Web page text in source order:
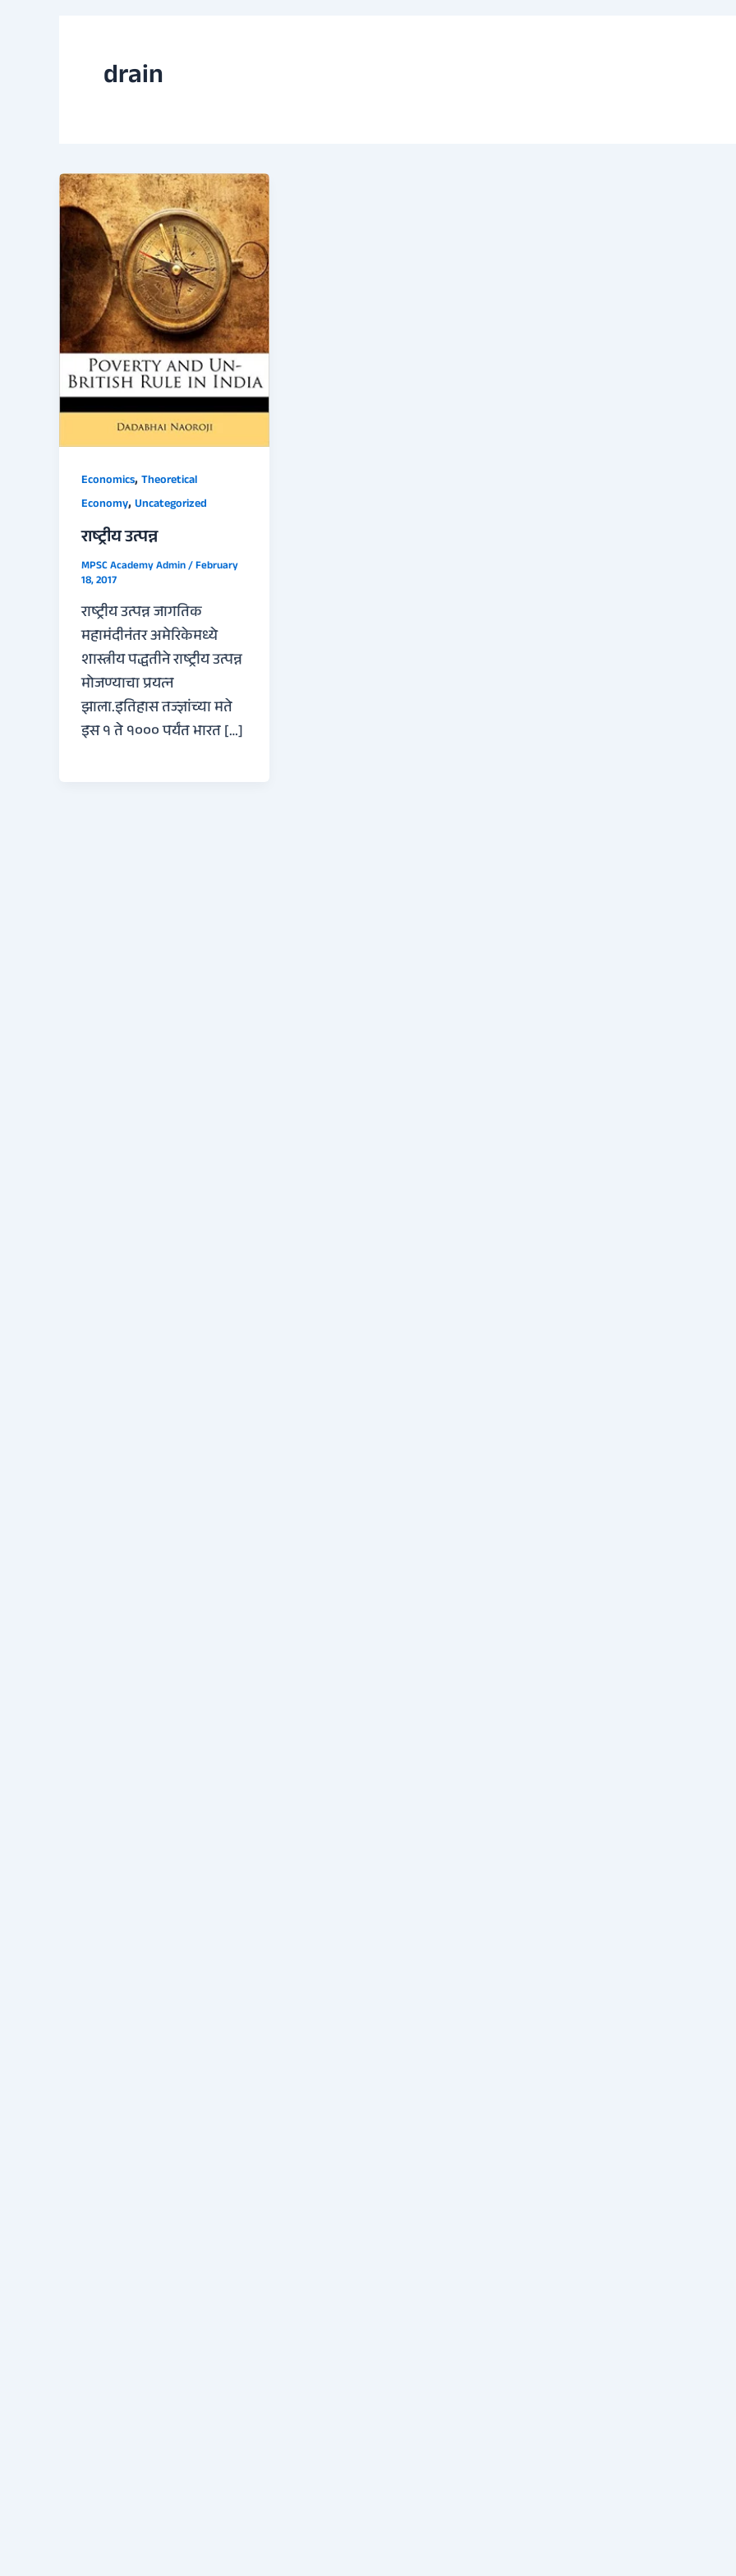
drain
Economics, Theoretical
Economy, Uncategorized
राष्ट्रीय उत्पन्न
MPSC Academy Admin/February
18, 2017
राष्ट्रीय उत्पन्न जागतिक
महामंदीनंतर अमेरिकेमध्ये
शास्त्रीय पद्धतीने राष्ट्रीय उत्पन्न
मोजण्याचा प्रयत्न
झाला.इतिहास तज्ज्ञांच्या मते
इस १ ते १००० पर्यंत भारत […]